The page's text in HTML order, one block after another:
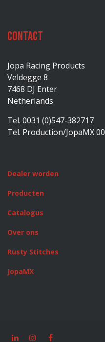
Contact
Jopa Racing Products
Veldegge 8
7468 DJ Enter
Netherlands
Tel. 0031 (0)547-382717
Tel. Production/JopaMX
Dealer worden
Producten
Catalogus
Over ons
Rusty Stitches
JopaMX